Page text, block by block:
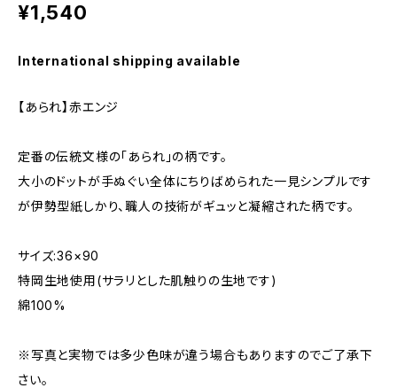
¥1,540
International shipping available
【あられ】赤エンジ
定番の伝統文様の「あられ」の柄です。
大小のドットが手ぬぐい全体にちりばめられた一見シンプルです
が伊勢型紙しかり、職人の技術がギュッと凝縮された柄です。
サイズ:36×90
特岡生地使用(サラリとした肌触りの生地です)
綿100%
※写真と実物では多少色味が違う場合もありますのでご了承下
さい。